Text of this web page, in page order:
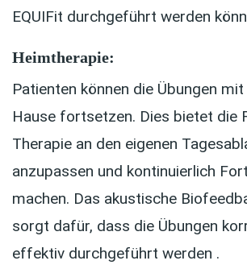
EQUIFit durchgeführt werden
Heimtherapie:
Patienten können die Übungen mit
Hause fortsetzen. Dies bietet die
Therapie an den eigenen
anzupassen und kontinuierlich
machen. Das akustische
sorgt dafür, dass die Übungen
effektiv durchgeführt werden .